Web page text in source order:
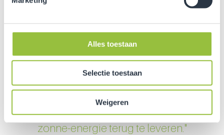
Alles toestaan
Selectie toestaan
Weigeren
kun je op termijn je duurzame investering
andere plaats kun je een meetpunt maken dat alles
bijhoudt. Op basis van die metingen en de afgesproken
prijs vindt dan een afrekening plaats.
"Het is zelfs mogelijk om én eigen verbruik
af te nemen via het compactstation én
zonne-energie terug te leveren."